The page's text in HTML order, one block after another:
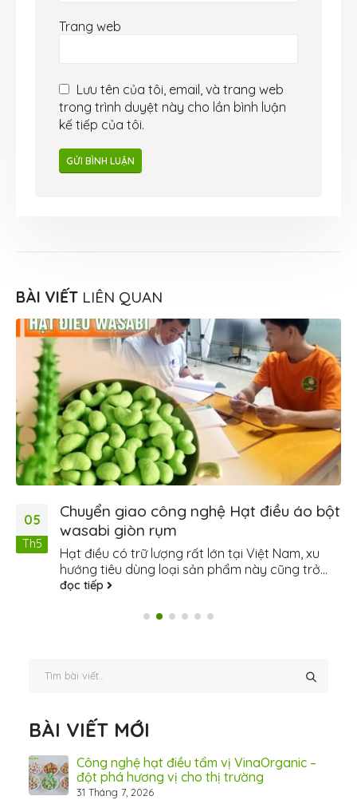
Trang web
Lưu tên của tôi, email, và trang web
trong trình duyệt này cho lần bình luận
kế tiếp của tôi.
BÀI VIẾT LIÊN QUAN
05
Th5
Chuyển giao công nghệ Hạt điều áo bột
wasabi giòn rụm
Hạt điều có trữ lượng rất lớn tại Việt Nam, xu
hướng tiêu dùng loại sản phẩm này cũng trở...
đọc tiếp
BÀI VIẾT MỚI
Công nghệ hạt điều tẩm vị VinaOrganic –
đột phá hương vị cho thị trường
31 Tháng 7, 2026